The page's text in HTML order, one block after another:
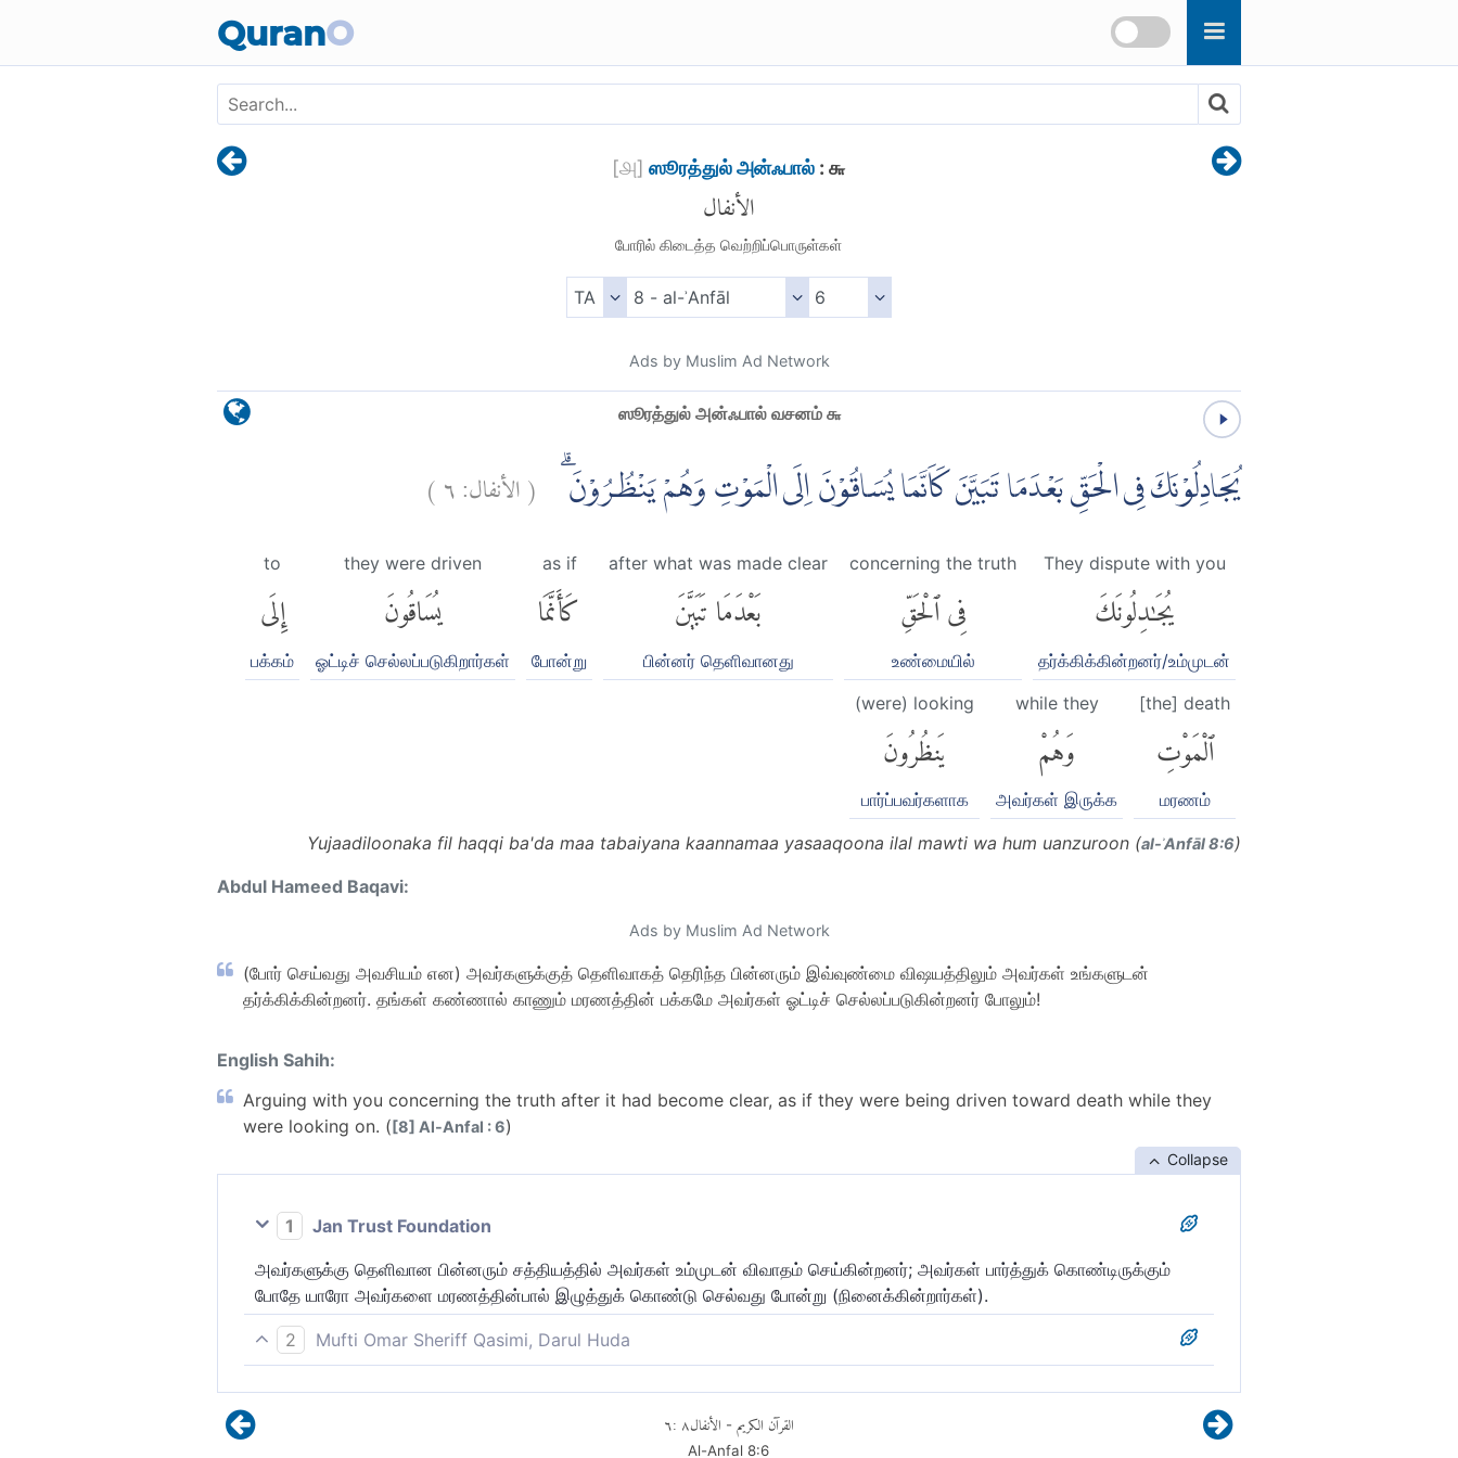
QuranO
[௮] ஸூரத்துல் அன்ஃபால் : ௬
الأنفال
போரில் கிடைத்த வெற்றிப்பொருள்கள்
Ads by Muslim Ad Network
ஸூரத்துல் அன்ஃபால் வசனம் ௬
يُجَادِلُوْنَكَ فِى الْحَقِّ بَعْدَمَا تَبَيَّنَ كَاَنَّمَا يُسَاقُوْنَ اِلَى الْمَوْتِ وَهُمْ يَنْظُرُوْنَ ۗ (الأنفال:٦)
They dispute with you
يُجَٰدِلُونَكَ
தர்க்கிக்கின்றனர்/உம்முடன்
concerning the truth
فِى ٱلْحَقِّ
உண்மையில்
after what was made clear
بَعْدَمَا تَبَيَّنَ
பின்னர் தெளிவானது
as if
كَأَنَّمَا
போன்று
they were driven
يُسَاقُونَ
ஓட்டிச் செல்லப்படுகிறார்கள்
to
إِلَى
பக்கம்
[the] death
ٱلْمَوْتِ
மரணம்
while they
وَهُمْ
அவர்கள் இருக்க
(were) looking
يَنظُرُونَ
பார்ப்பவர்களாக
Yujaadiloonaka fil haqqi ba'da maa tabaiyana kaannamaa yasaaqoona ilal mawti wa hum uanzuroon (al-ʾAnfāl 8:6)
Abdul Hameed Baqavi:
Ads by Muslim Ad Network
(போர் செய்வது அவசியம் என) அவர்களுக்குத் தெளிவாகத் தெரிந்த பின்னரும் இவ்வுண்மை விஷயத்திலும் அவர்கள் உங்களுடன்
தர்க்கிக்கின்றனர். தங்கள் கண்ணால் காணும் மரணத்தின் பக்கமே அவர்கள் ஓட்டிச் செல்லப்படுகின்றனர் போலும்!
English Sahih:
Arguing with you concerning the truth after it had become clear, as if they were being driven toward death while they
were looking on. ([8] Al-Anfal : 6)
Collapse
1
Jan Trust Foundation
அவர்களுக்கு தெளிவான பின்னரும் சத்தியத்தில் அவர்கள் உம்முடன் விவாதம் செய்கின்றனர்; அவர்கள் பார்த்துக் கொண்டிருக்கும்
போதே யாரோ அவர்களை மரணத்தின்பால் இழுத்துக் கொண்டு செல்வது போன்று (நினைக்கின்றார்கள்).
2
Mufti Omar Sheriff Qasimi, Darul Huda
القرآن الكريم - الأنفال٨:٦
Al-Anfal 8:6